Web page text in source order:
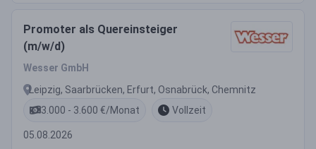
Promoter als Quereinsteiger
(m/w/d)
Wesser GmbH
Leipzig, Saarbrücken, Erfurt, Osnabrück, Chemnitz
3.000 - 3.600 €/Monat
Vollzeit
05.08.2026